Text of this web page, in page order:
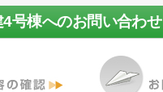
号棟へのお問い合わせ